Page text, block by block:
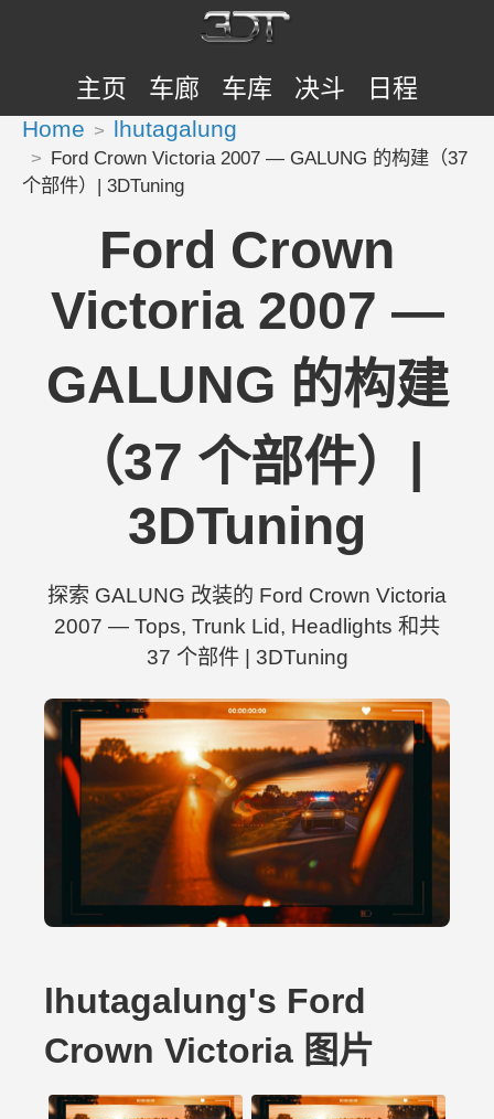
主页 车廊 车库 决斗 日程
Home lhutagalung
Ford Crown Victoria 2007 — GALUNG 的构建（37
个部件）| 3DTuning
Ford Crown
Victoria 2007 —
GALUNG 的构建
（37 个部件）|
3DTuning
探索 GALUNG 改装的 Ford Crown Victoria
2007 — Tops, Trunk Lid, Headlights 和共
37 个部件 | 3DTuning
lhutagalung's Ford
Crown Victoria 图片